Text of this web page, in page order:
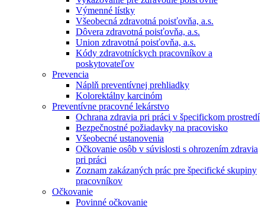
Výmenné lístky
Všeobecná zdravotná poisťovňa, a.s.
Dôvera zdravotná poisťovňa, a.s.
Union zdravotná poisťovňa, a.s.
Kódy zdravotníckych pracovníkov a
poskytovateľov
Prevencia
Náplň preventívnej prehliadky
Kolorektálny karcinóm
Preventívne pracovné lekárstvo
Ochrana zdravia pri práci v špecifickom prostredí
Bezpečnostné požiadavky na pracovisko
Všeobecné ustanovenia
Očkovanie osôb v súvislosti s ohrozením zdravia
pri práci
Zoznam zakázaných prác pre špecifické skupiny
pracovníkov
Očkovanie
Povinné očkovanie